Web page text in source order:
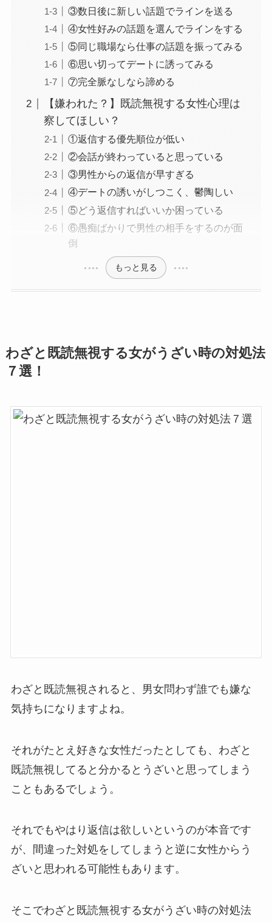
③数日後に新しい話題でラインを送る
④女性好みの話題を選んでラインをする
⑤同じ職場なら仕事の話題を振ってみる
⑥思い切ってデートに誘ってみる
⑦完全脈なしなら諦める
【嫌われた？】既読無視する女性心理は
察してほしい？
①返信する優先順位が低い
②会話が終わっていると思っている
③男性からの返信が早すぎる
④デートの誘いがしつこく、鬱陶しい
⑤どう返信すればいいか困っている
⑥愚痴ばかりで男性の相手をするのが面
倒
もっと見る
わざと既読無視する女がうざい時の対処法
７ 選！
わざと既読無視されると、男女問わず誰でも嫌な
気持ちになりますよね。
それがたとえ好きな女性だったとしても、わざと
既読無視してると分かるとうざいと思ってしまう
こともあるでしょう。
それでもやはり返信は欲しいというのが本音です
が、間違った対処をしてしまうと逆に女性からう
ざいと思われる可能性もあります。
そこでわざと既読無視する女がうざい時の対処法